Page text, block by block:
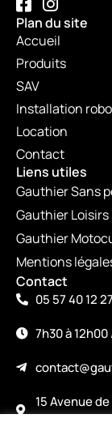
Plan du site
Accueil
Produits
SAV
Installation
Location
Contact
Liens utiles
Gauthier Sans
Gauthier Loisirs
Gauthier
Mentions
Contact
05 57 40 12 27
7h30 à 12h00
15 Avenue
Castillon